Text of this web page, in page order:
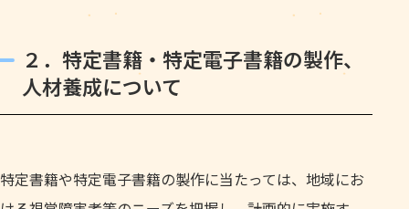
２．特定書籍・特定電子書籍の製作、
人材養成について
特定書籍や特定電子書籍の製作に当たっては、地域にお